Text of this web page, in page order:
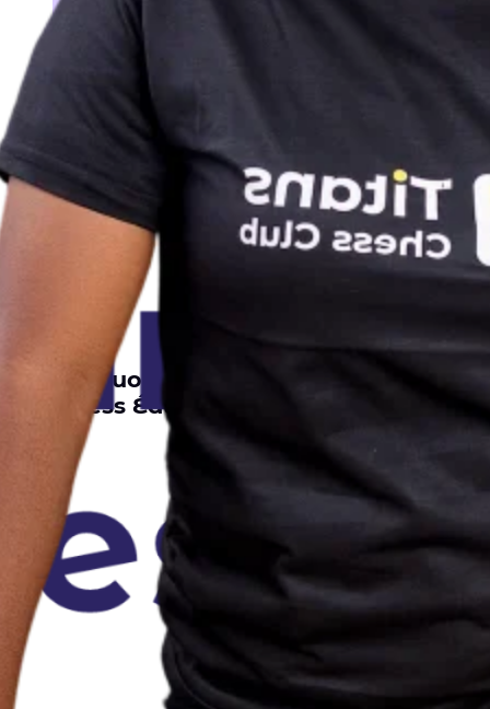
Pourquoi explorer
l’Express Éducation ?